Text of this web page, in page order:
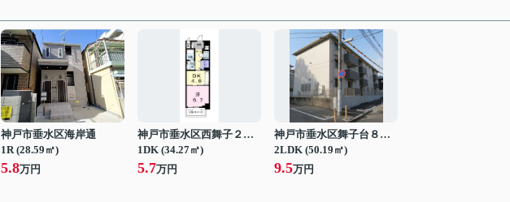
神戸市垂水区海岸通
1R (28.59㎡)
5.8万円
神戸市垂水区西舞子２丁目
1DK (34.27㎡)
5.7万円
神戸市垂水区舞子台８丁目
2LDK (50.19㎡)
9.5万円